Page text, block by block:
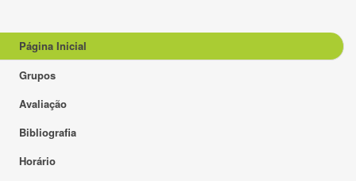
Página Inicial
Grupos
Avaliação
Bibliografia
Horário